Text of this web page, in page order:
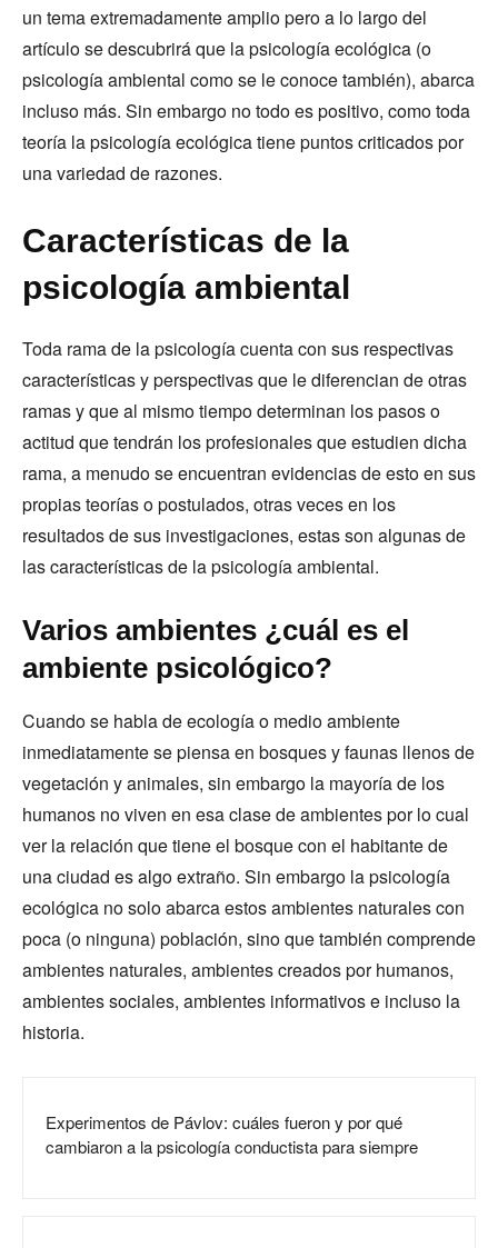
un tema extremadamente amplio pero a lo largo del
artículo se descubrirá que la psicología ecológica (o
psicología ambiental como se le conoce también), abarca
incluso más. Sin embargo no todo es positivo, como toda
teoría la psicología ecológica tiene puntos criticados por
una variedad de razones.
Características de la
psicología ambiental
Toda rama de la psicología cuenta con sus respectivas
características y perspectivas que le diferencian de otras
ramas y que al mismo tiempo determinan los pasos o
actitud que tendrán los profesionales que estudien dicha
rama, a menudo se encuentran evidencias de esto en sus
propias teorías o postulados, otras veces en los
resultados de sus investigaciones, estas son algunas de
las características de la psicología ambiental.
Varios ambientes ¿cuál es el
ambiente psicológico?
Cuando se habla de ecología o medio ambiente
inmediatamente se piensa en bosques y faunas llenos de
vegetación y animales, sin embargo la mayoría de los
humanos no viven en esa clase de ambientes por lo cual
ver la relación que tiene el bosque con el habitante de
una ciudad es algo extraño. Sin embargo la psicología
ecológica no solo abarca estos ambientes naturales con
poca (o ninguna) población, sino que también comprende
ambientes naturales, ambientes creados por humanos,
ambientes sociales, ambientes informativos e incluso la
historia.
Experimentos de Pávlov: cuáles fueron y por qué
cambiaron a la psicología conductista para siempre